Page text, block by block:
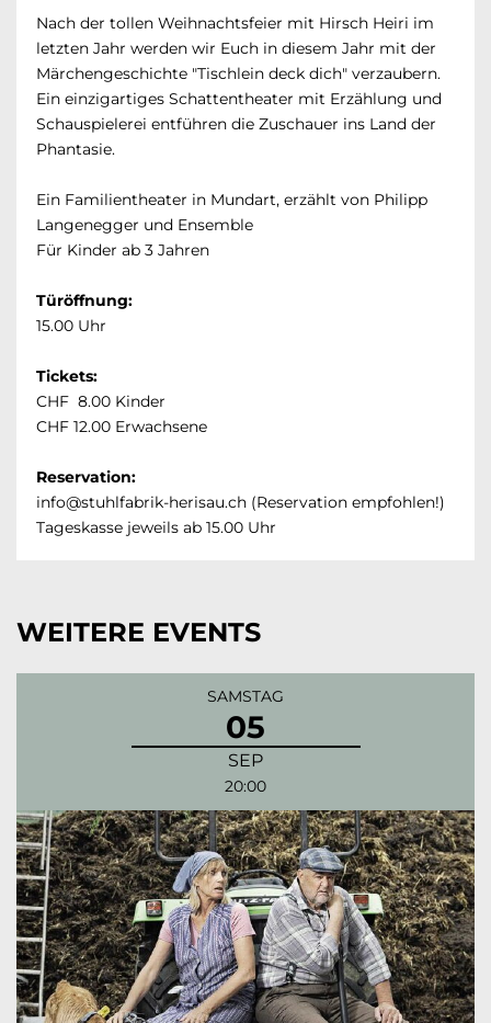
Nach der tollen Weihnachtsfeier mit Hirsch Heiri im
letzten Jahr werden wir Euch in diesem Jahr mit der
Märchengeschichte "Tischlein deck dich" verzaubern.
Ein einzigartiges Schattentheater mit Erzählung und
Schauspielerei entführen die Zuschauer ins Land der
Phantasie.
Ein Familientheater in Mundart, erzählt von Philipp
Langenegger und Ensemble
Für Kinder ab 3 Jahren
Türöffnung:
15.00 Uhr
Tickets:
CHF 8.00 Kinder
CHF 12.00 Erwachsene
Reservation:
info@stuhlfabrik-herisau.ch (Reservation empfohlen!)
Tageskasse jeweils ab 15.00 Uhr
WEITERE EVENTS
SAMSTAG
05
SEP
20:00